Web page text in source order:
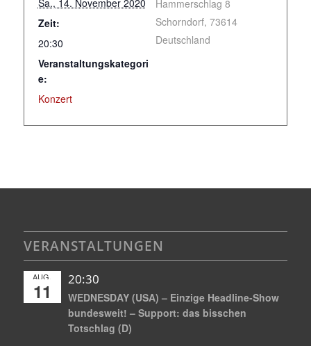
Sa., 14. November 2020
Zeit:
20:30
Veranstaltungskategori
e:
Konzert
Hammerschlag 8
Schorndorf, 73614
Deutschland
VERANSTALTUNGEN
AUG.
11
20:30
WEDNESDAY (USA) – Einzige Headline-Show
bundesweit! – Support: das bisschen
Totschlag (D)